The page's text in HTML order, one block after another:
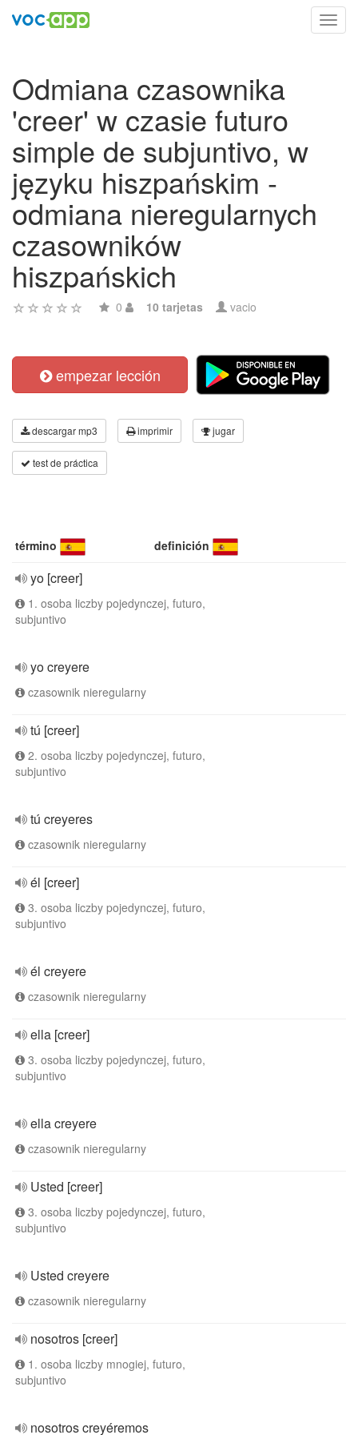
Odmiana czasownika
'creer' w czasie futuro
simple de subjuntivo, w
języku hiszpańskim -
odmiana nieregularnych
czasowników
hiszpańskich
0 10 tarjetas vacio
empezar lección
descargar mp3 imprimir jugar
test de práctica
término definición
yo [creer]
1. osoba liczby pojedynczej, futuro,
subjuntivo
yo creyere
czasownik nieregularny
tú [creer]
2. osoba liczby pojedynczej, futuro,
subjuntivo
tú creyeres
czasownik nieregularny
él [creer]
3. osoba liczby pojedynczej, futuro,
subjuntivo
él creyere
czasownik nieregularny
ella [creer]
3. osoba liczby pojedynczej, futuro,
subjuntivo
ella creyere
czasownik nieregularny
Usted [creer]
3. osoba liczby pojedynczej, futuro,
subjuntivo
Usted creyere
czasownik nieregularny
nosotros [creer]
1. osoba liczby mnogiej, futuro,
subjuntivo
nosotros creyéremos